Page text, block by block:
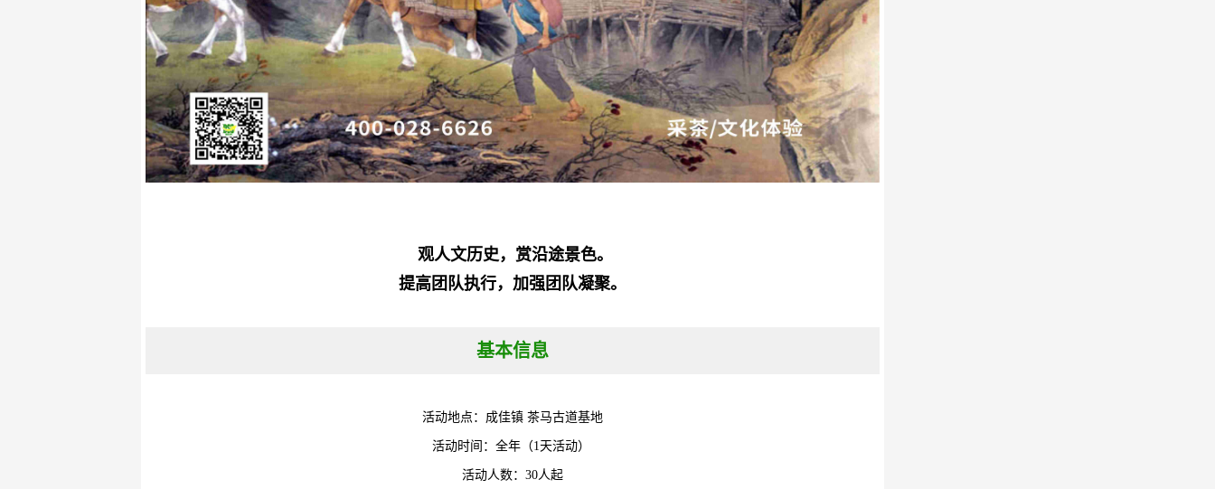
观人文历史，赏沿途景色。
提高团队执行，加强团队凝聚。
基本信息
活动地点：成佳镇 茶马古道基地
活动时间：全年（1天活动）
活动人数：30人起